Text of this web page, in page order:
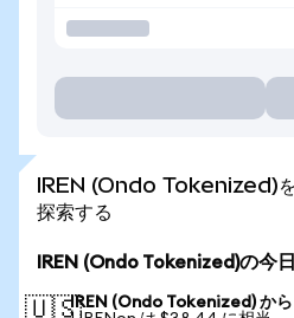
IREN (Ondo Tokenized)を
探索する
IREN (Ondo Tokenized)の今
🇺🇸IREN (Ondo Tokenized) から